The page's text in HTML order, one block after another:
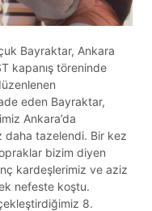
Bayraktar, Ankara
kapanış töreninde
eden Bayraktar,
Ankara’da
daha tazelendi. Bir kez
bizim diyen
kardeşlerimiz ve aziz
nefeste koştu.
8.